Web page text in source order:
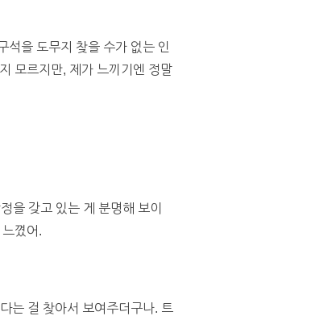
석을 도무지 찾을 수가 없는 인
모르지만, 제가 느끼기엔 정말
을 갖고 있는 게 분명해 보이
꼈어.
는 걸 찾아서 보여주더구나. 트